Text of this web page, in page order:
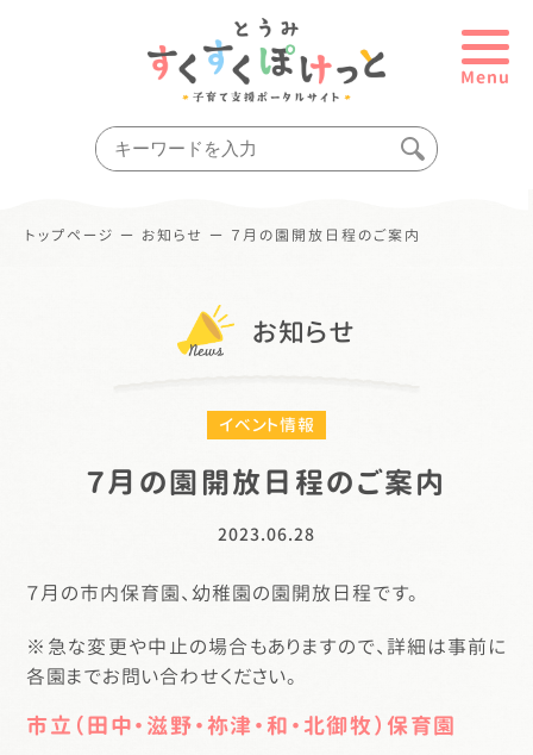
Menu
トップページ ー お知らせ ー ７月の園開放日程のご案内
お知らせ
イベント情報
７月の園開放日程のご案内
2023.06.28
７月の市内保育園、幼稚園の園開放日程です。
※急な変更や中止の場合もありますので、詳細は事前に
各園までお問い合わせください。
市立（田中・滋野・祢津・和・北御牧）保育園